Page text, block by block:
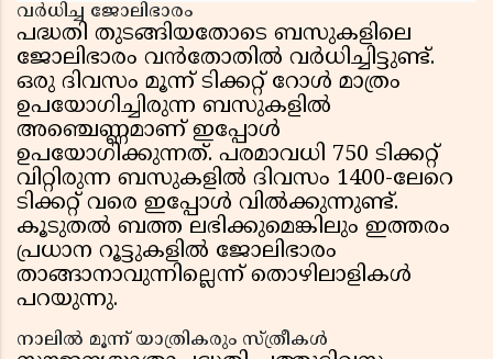
വർധിച്ച ജോലിഭാരം
പദ്ധതി തുടങ്ങിയതോടെ ബസുകളിലെ
ജോലിഭാരം വൻതോതിൽ വർധിച്ചിട്ടുണ്ട്.
ഒരു ദിവസം മൂന്ന് ടിക്കറ്റ് റോൾ മാത്രം
ഉപയോഗിച്ചിരുന്ന ബസുകളിൽ
അഞ്ചെണ്ണമാണ് ഇപ്പോൾ
ഉപയോഗിക്കുന്നത്. പരമാവധി 750 ടിക്കറ്റ്
വിറ്റിരുന്ന ബസുകളിൽ ദിവസം 1400-ലേറെ
ടിക്കറ്റ് വരെ ഇപ്പോൾ വിൽക്കുന്നുണ്ട്.
കൂടുതൽ ബത്ത ലഭിക്കുമെങ്കിലും ഇത്തരം
പ്രധാന റൂട്ടുകളിൽ ജോലിഭാരം
താങ്ങാനാവുന്നില്ലെന്ന് തൊഴിലാളികൾ
പറയുന്നു.
നാലിൽ മൂന്ന് യാത്രികരും സ്ത്രീകൾ